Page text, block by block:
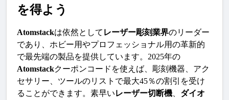
を得よう
Atomstackは依然として レーザー彫刻業界のリーダー
であり、ホビー用やプロフェッショナル用の革新的
で最先端の製品を提供しています。2025年の
Atomstackクーポンコードを使えば、彫刻機器、アク
セサリー、ツールのリストで最大45％の割引を受け
ることができます。素早いレーザー切断機
ダイオ